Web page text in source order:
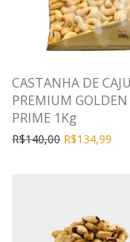
CASTANHA DE CAJU
PREMIUM GOLDEN
PRIME 1Kg
R$140,00 R$134,99